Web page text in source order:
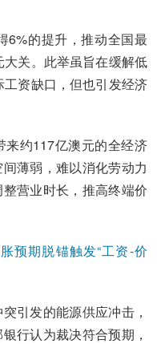
6%的提升，推动全国最
关。此举虽旨在缓解低
资缺口，但也引发经济
约117亿澳元的全经济
薄弱，难以消化劳动力
营业时长，推高终端价
预期脱锚触发“工资-价
引发的能源供应冲击，
行认为裁决符合预期，